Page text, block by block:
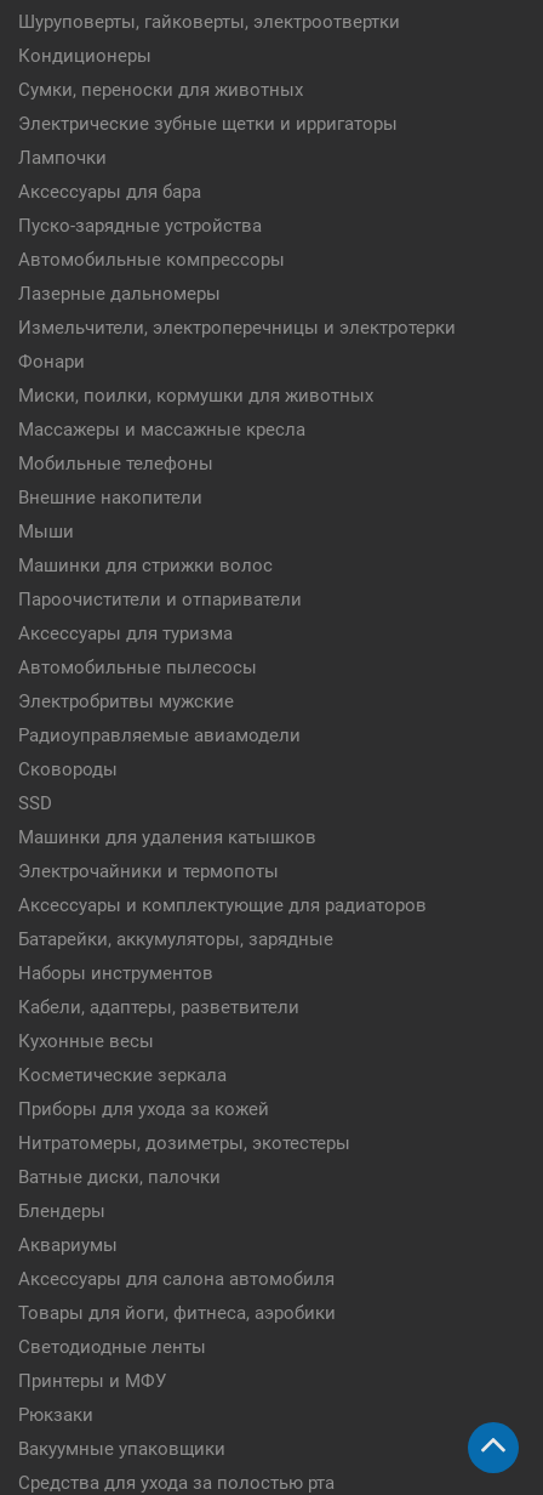
Шуруповерты, гайковерты, электроотвертки
Кондиционеры
Сумки, переноски для животных
Электрические зубные щетки и ирригаторы
Лампочки
Аксессуары для бара
Пуско-зарядные устройства
Автомобильные компрессоры
Лазерные дальномеры
Измельчители, электроперечницы и электротерки
Фонари
Миски, поилки, кормушки для животных
Массажеры и массажные кресла
Мобильные телефоны
Внешние накопители
Мыши
Машинки для стрижки волос
Пароочистители и отпариватели
Аксессуары для туризма
Автомобильные пылесосы
Электробритвы мужские
Радиоуправляемые авиамодели
Сковороды
SSD
Машинки для удаления катышков
Электрочайники и термопоты
Аксессуары и комплектующие для радиаторов
Батарейки, аккумуляторы, зарядные
Наборы инструментов
Кабели, адаптеры, разветвители
Кухонные весы
Косметические зеркала
Приборы для ухода за кожей
Нитратомеры, дозиметры, экотестеры
Ватные диски, палочки
Блендеры
Аквариумы
Аксессуары для салона автомобиля
Товары для йоги, фитнеса, аэробики
Светодиодные ленты
Принтеры и МФУ
Рюкзаки
Вакуумные упаковщики
Средства для ухода за полостью рта